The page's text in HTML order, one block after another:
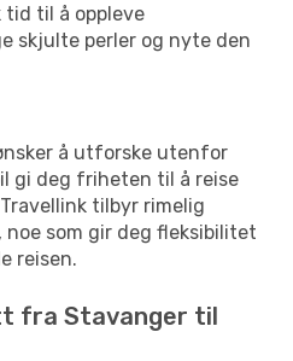
tid til å oppleve
skjulte perler og nyte den
å utforske utenfor
gi deg friheten til å reise
tilbyr rimelig
noe som gir deg fleksibilitet
reisen.
fra Stavanger til